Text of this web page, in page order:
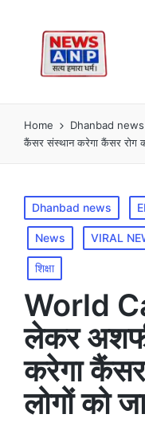
Home Dhanbad news
कैंसर संस्थान करेगा कैंसर रोग
Posted
in
Dhanbad news
News VIRAL
शिक्षा
World
लेकर
करेगा
लोगों को